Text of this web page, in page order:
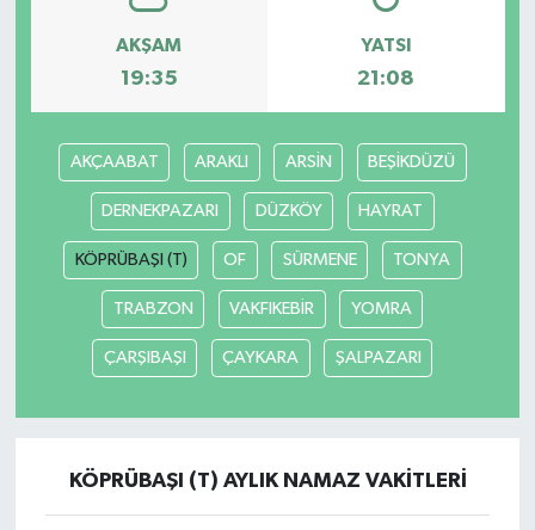
AKŞAM
19:35
YATSI
21:08
AKÇAABAT ARAKLI ARSİN BEŞİKDÜZÜ
DERNEKPAZARI DÜZKÖY HAYRAT
KÖPRÜBAŞI (T) OF SÜRMENE TONYA
TRABZON VAKFIKEBİR YOMRA
ÇARŞIBAŞI ÇAYKARA ŞALPAZARI
KÖPRÜBAŞI (T) AYLIK NAMAZ VAKITLERI